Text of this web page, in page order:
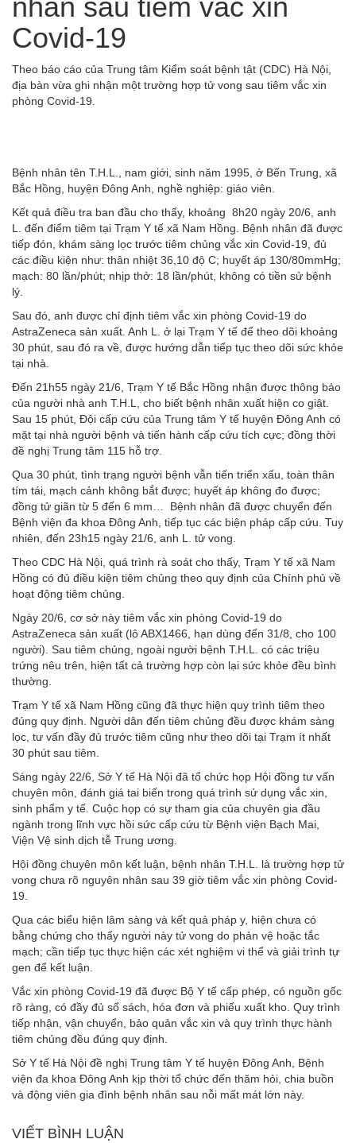
nhân sau tiêm vắc xin
Covid-19
Theo báo cáo của Trung tâm Kiểm soát bệnh tật (CDC) Hà Nội,
địa bàn vừa ghi nhận một trường hợp tử vong sau tiêm vắc xin
phòng Covid-19.
Bệnh nhân tên T.H.L., nam giới, sinh năm 1995, ở Bến Trung, xã
Bắc Hồng, huyện Đông Anh, nghề nghiệp: giáo viên.
Kết quả điều tra ban đầu cho thấy, khoảng 8h20 ngày 20/6, anh
L. đến điểm tiêm tại Trạm Y tế xã Nam Hồng. Bệnh nhân đã được
tiếp đón, khám sàng lọc trước tiêm chủng vắc xin Covid-19, đủ
các điều kiện như: thân nhiệt 36,10 độ C; huyết áp 130/80mmHg;
mạch: 80 lần/phút; nhịp thở: 18 lần/phút, không có tiền sử bệnh
lý.
Sau đó, anh được chỉ định tiêm vắc xin phòng Covid-19 do
AstraZeneca sản xuất. Anh L. ở lại Trạm Y tế để theo dõi khoảng
30 phút, sau đó ra về, được hướng dẫn tiếp tục theo dõi sức khỏe
tại nhà.
Đến 21h55 ngày 21/6, Trạm Y tế Bắc Hồng nhận được thông báo
của người nhà anh T.H.L, cho biết bệnh nhân xuất hiện co giật.
Sau 15 phút, Đội cấp cứu của Trung tâm Y tế huyện Đông Anh có
mặt tại nhà người bệnh và tiến hành cấp cứu tích cực; đồng thời
đề nghị Trung tâm 115 hỗ trợ.
Qua 30 phút, tình trạng người bệnh vẫn tiến triển xấu, toàn thân
tím tái, mạch cảnh không bắt được; huyết áp không đo được;
đồng tử giãn từ 5 đến 6 mm… Bệnh nhân đã được chuyển đến
Bệnh viện đa khoa Đông Anh, tiếp tục các biện pháp cấp cứu. Tuy
nhiên, đến 23h15 ngày 21/6, anh L. tử vong.
Theo CDC Hà Nội, quá trình rà soát cho thấy, Trạm Y tế xã Nam
Hồng có đủ điều kiện tiêm chủng theo quy định của Chính phủ về
hoạt động tiêm chủng.
Ngày 20/6, cơ sở này tiêm vắc xin phòng Covid-19 do
AstraZeneca sản xuất (lô ABX1466, hạn dùng đến 31/8, cho 100
người). Sau tiêm chủng, ngoài người bệnh T.H.L. có các triệu
trứng nêu trên, hiện tất cả trường hợp còn lại sức khỏe đều bình
thường.
Trạm Y tế xã Nam Hồng cũng đã thực hiện quy trình tiêm theo
đúng quy định. Người dân đến tiêm chủng đều được khám sàng
lọc, tư vấn đầy đủ trước tiêm cũng như theo dõi tại Trạm ít nhất
30 phút sau tiêm.
Sáng ngày 22/6, Sở Y tế Hà Nội đã tổ chức họp Hội đồng tư vấn
chuyên môn, đánh giá tai biến trong quá trình sử dụng vắc xin,
sinh phẩm y tế. Cuộc họp có sự tham gia của chuyên gia đầu
ngành trong lĩnh vực hồi sức cấp cứu từ Bệnh viện Bạch Mai,
Viện Vệ sinh dịch tễ Trung ương.
Hội đồng chuyên môn kết luận, bệnh nhân T.H.L. là trường hợp tử
vong chưa rõ nguyên nhân sau 39 giờ tiêm vắc xin phòng Covid-
19.
Qua các biểu hiện lâm sàng và kết quả pháp y, hiện chưa có
bằng chứng cho thấy người này tử vong do phản vệ hoặc tắc
mạch; cần tiếp tục thực hiện các xét nghiệm vi thể và giải trình tự
gen để kết luận.
Vắc xin phòng Covid-19 đã được Bộ Y tế cấp phép, có nguồn gốc
rõ ràng, có đầy đủ sổ sách, hóa đơn và phiếu xuất kho. Quy trình
tiếp nhận, vận chuyển, bảo quản vắc xin và quy trình thực hành
tiêm chủng đều đúng quy định.
Sở Y tế Hà Nội đề nghị Trung tâm Y tế huyện Đông Anh, Bệnh
viện đa khoa Đông Anh kịp thời tổ chức đến thăm hỏi, chia buồn
và động viên gia đình bệnh nhân sau nỗi mất mát lớn này.
VIẾT BÌNH LUẬN